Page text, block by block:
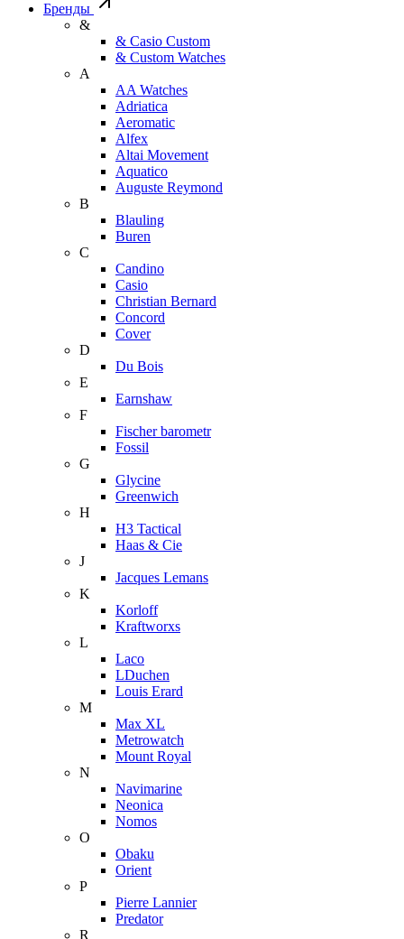
Бренды
&
& Casio Custom
& Custom Watches
A
AA Watches
Adriatica
Aeromatic
Alfex
Altai Movement
Aquatico
Auguste Reymond
B
Blauling
Buren
C
Candino
Casio
Christian Bernard
Concord
Cover
D
Du Bois
E
Earnshaw
F
Fischer barometr
Fossil
G
Glycine
Greenwich
H
H3 Tactical
Haas & Cie
J
Jacques Lemans
K
Korloff
Kraftworxs
L
Laco
LDuchen
Louis Erard
M
Max XL
Metrowatch
Mount Royal
N
Navimarine
Neonica
Nomos
O
Obaku
Orient
P
Pierre Lannier
Predator
R